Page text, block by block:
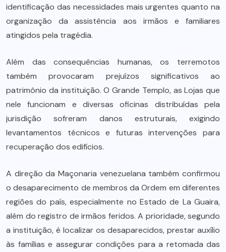
identificação das necessidades mais urgentes quanto na
organização da assistência aos irmãos e familiares
atingidos pela tragédia.
Além das consequências humanas, os terremotos
também provocaram prejuízos significativos ao
patrimônio da instituição. O Grande Templo, as Lojas que
nele funcionam e diversas oficinas distribuídas pela
jurisdição sofreram danos estruturais, exigindo
levantamentos técnicos e futuras intervenções para
recuperação dos edifícios.
A direção da Maçonaria venezuelana também confirmou
o desaparecimento de membros da Ordem em diferentes
regiões do país, especialmente no Estado de La Guaira,
além do registro de irmãos feridos. A prioridade, segundo
a instituição, é localizar os desaparecidos, prestar auxílio
às famílias e assegurar condições para a retomada das